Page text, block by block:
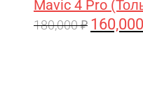
Mavic 4 Pro
180,000₽ 160,000